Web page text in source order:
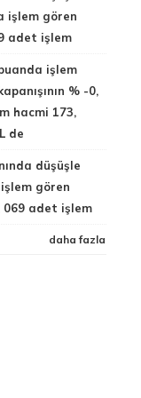
işlem gören
adet işlem
işlem
% -0,
hacmi 173,
de
düşüşle
gören
069 adet işlem
daha fazla